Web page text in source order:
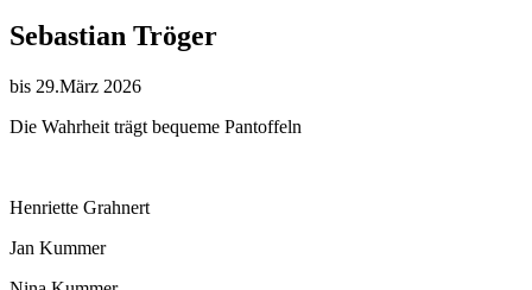
Sebastian Tröger
bis 29.März 2026
Die Wahrheit trägt bequeme Pantoffeln
Henriette Grahnert
Jan Kummer